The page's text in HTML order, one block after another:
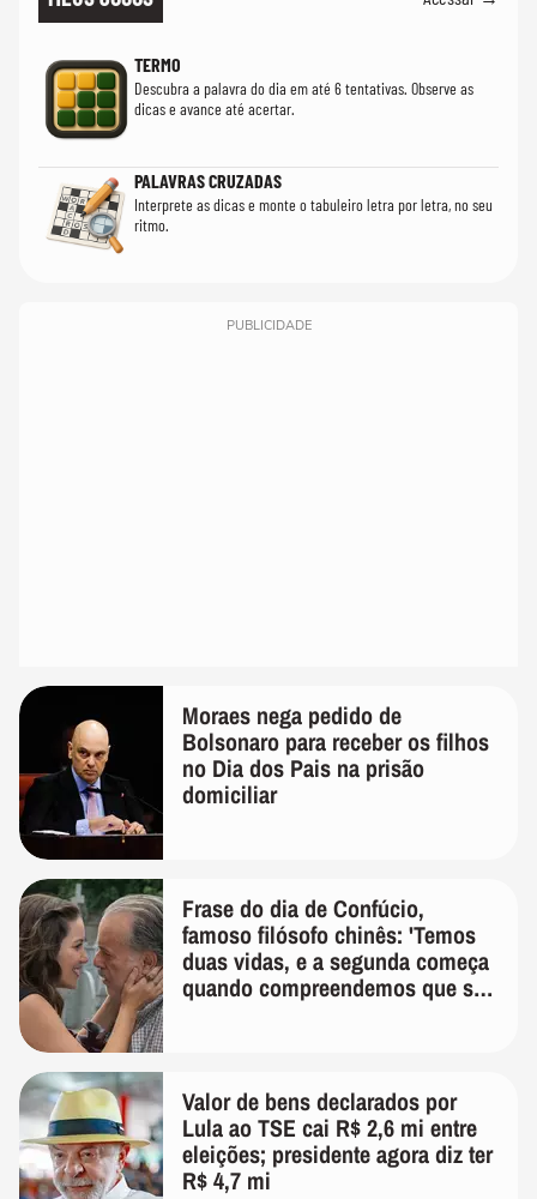
TERMO
Descubra a palavra do dia em até 6 tentativas. Observe as
dicas e avance até acertar.
PALAVRAS CRUZADAS
Interprete as dicas e monte o tabuleiro letra por letra, no seu
ritmo.
PUBLICIDADE
Moraes nega pedido de
Bolsonaro para receber os filhos
no Dia dos Pais na prisão
domiciliar
Frase do dia de Confúcio,
famoso filósofo chinês: 'Temos
duas vidas, e a segunda começa
quando compreendemos que só
Valor de bens declarados por
Lula ao TSE cai R$ 2,6 mi entre
eleições; presidente agora diz ter
R$ 4,7 mi